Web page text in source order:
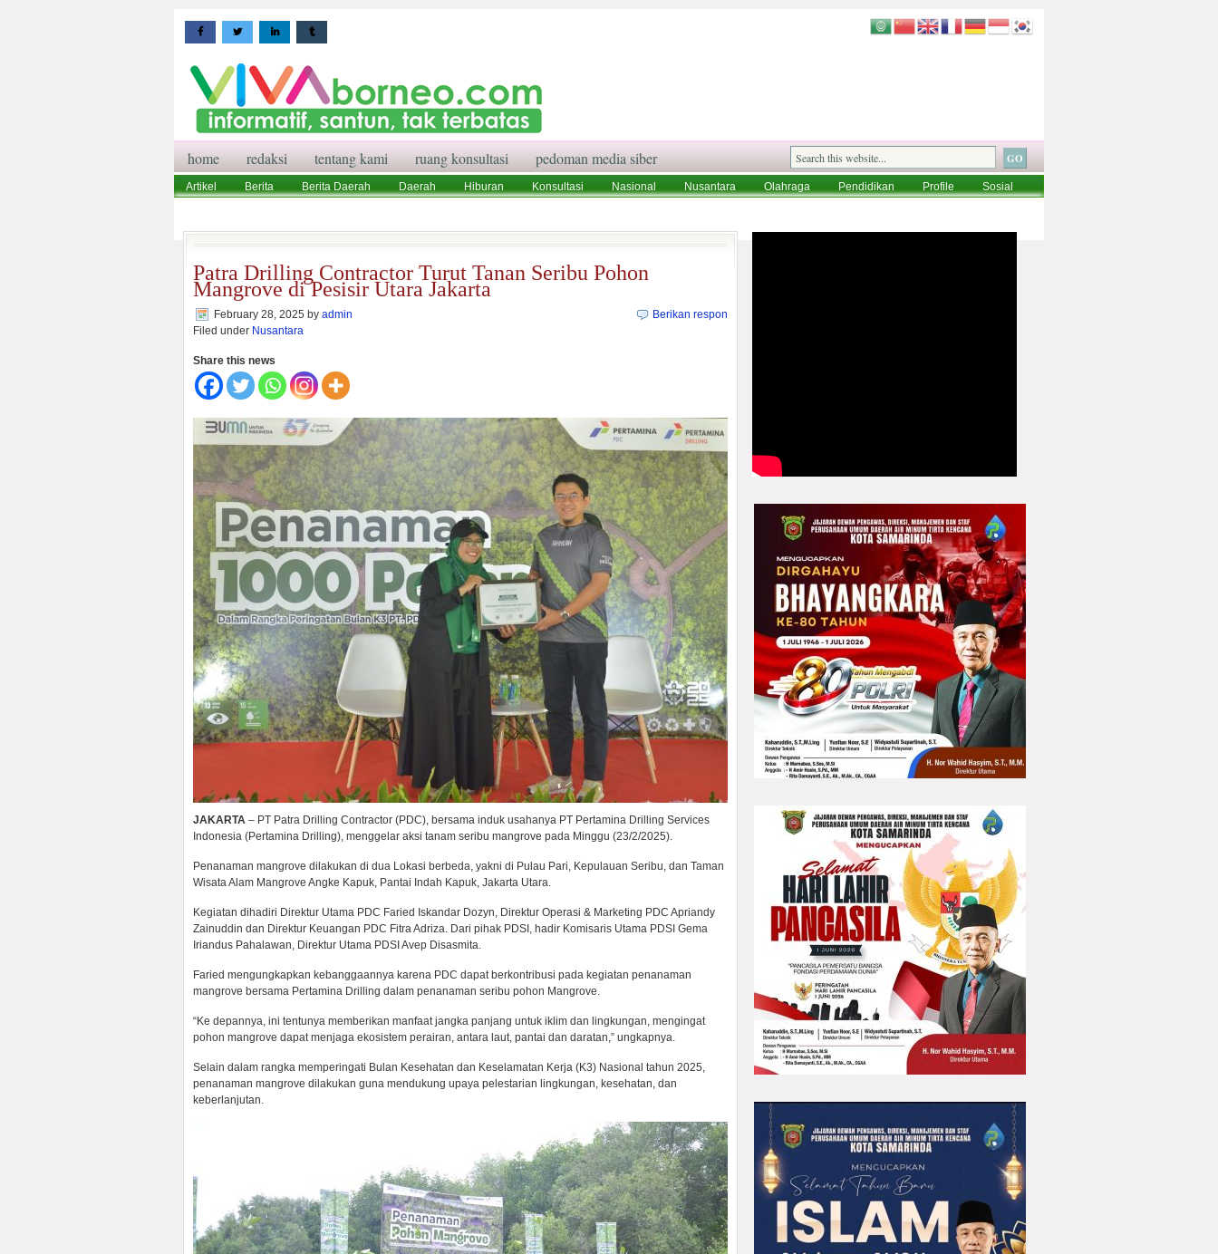
home redaksi tentang kami ruang konsultasi pedoman media siber
Artikel Berita Berita Daerah Daerah Hiburan Konsultasi Nasional Nusantara Olahraga Pendidikan Profile
Sosial
Patra Drilling Contractor Turut Tanan Seribu Pohon
Mangrove di Pesisir Utara Jakarta
February 28, 2025 by admin
Filed under Nusantara
Berikan respon
Share this news
JAKARTA – PT Patra Drilling Contractor (PDC), bersama induk usahanya PT Pertamina Drilling Services
Indonesia (Pertamina Drilling), menggelar aksi tanam seribu mangrove pada Minggu (23/2/2025).
Penanaman mangrove dilakukan di dua Lokasi berbeda, yakni di Pulau Pari, Kepulauan Seribu, dan Taman
Wisata Alam Mangrove Angke Kapuk, Pantai Indah Kapuk, Jakarta Utara.
Kegiatan dihadiri Direktur Utama PDC Faried Iskandar Dozyn, Direktur Operasi & Marketing PDC Apriandy
Zainuddin dan Direktur Keuangan PDC Fitra Adriza. Dari pihak PDSI, hadir Komisaris Utama PDSI Gema
Iriandus Pahalawan, Direktur Utama PDSI Avep Disasmita.
Faried mengungkapkan kebanggaannya karena PDC dapat berkontribusi pada kegiatan penanaman
mangrove bersama Pertamina Drilling dalam penanaman seribu pohon Mangrove.
“Ke depannya, ini tentunya memberikan manfaat jangka panjang untuk iklim dan lingkungan, mengingat
pohon mangrove dapat menjaga ekosistem perairan, antara laut, pantai dan daratan,” ungkapnya.
Selain dalam rangka memperingati Bulan Kesehatan dan Keselamatan Kerja (K3) Nasional tahun 2025,
penanaman mangrove dilakukan guna mendukung upaya pelestarian lingkungan, kesehatan, dan
keberlanjutan.